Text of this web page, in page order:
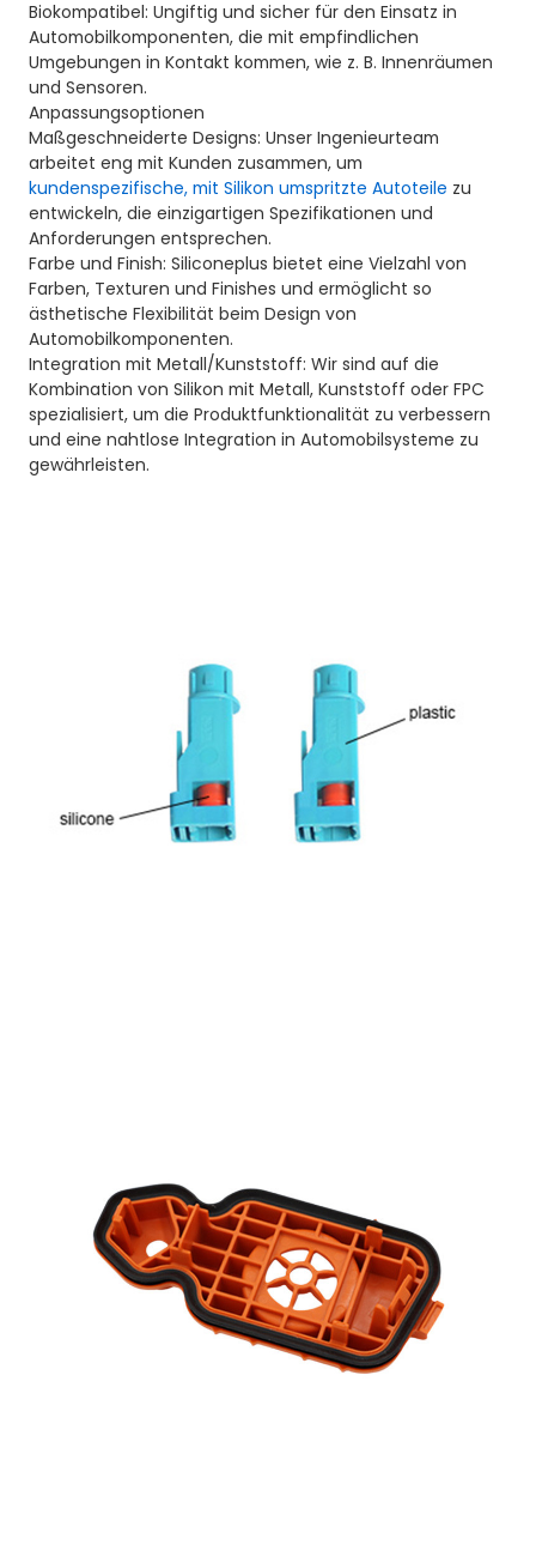
Biokompatibel: Ungiftig und sicher für den Einsatz in
Automobilkomponenten, die mit empfindlichen
Umgebungen in Kontakt kommen, wie z. B. Innenräumen
und Sensoren.
Anpassungsoptionen
Maßgeschneiderte Designs: Unser Ingenieurteam
arbeitet eng mit Kunden zusammen, um
kundenspezifische, mit Silikon umspritzte Autoteile zu
entwickeln, die einzigartigen Spezifikationen und
Anforderungen entsprechen.
Farbe und Finish: Siliconeplus bietet eine Vielzahl von
Farben, Texturen und Finishes und ermöglicht so
ästhetische Flexibilität beim Design von
Automobilkomponenten.
Integration mit Metall/Kunststoff: Wir sind auf die
Kombination von Silikon mit Metall, Kunststoff oder FPC
spezialisiert, um die Produktfunktionalität zu verbessern
und eine nahtlose Integration in Automobilsysteme zu
gewährleisten.